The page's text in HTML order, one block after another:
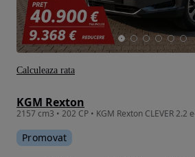
KGM Rexton
Promovat
Calculeaza rata